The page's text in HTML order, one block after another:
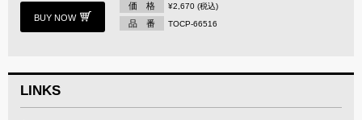
BUY NOW
価 格 ¥2,670 (税込)
品 番 TOCP-66516
LINKS